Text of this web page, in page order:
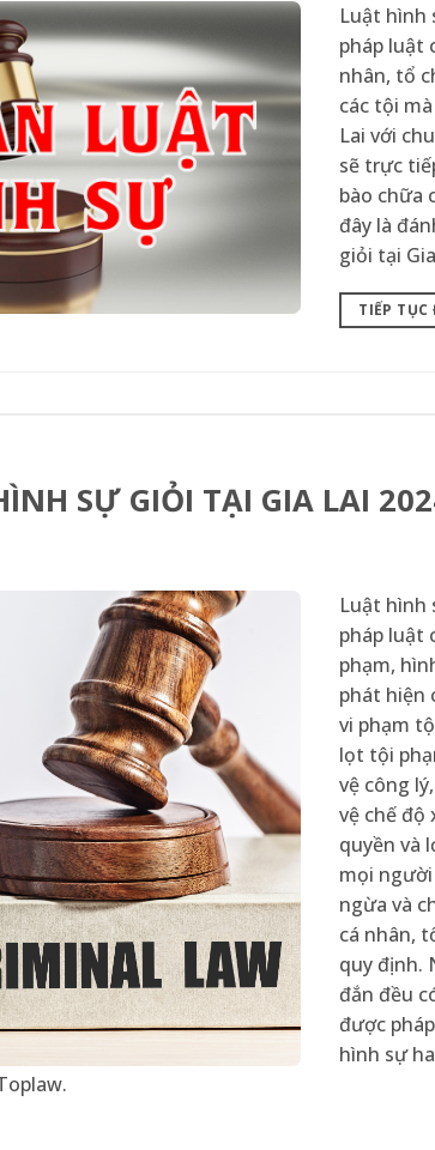
Luật hình
pháp luật
nhân, tổ
các tội
Lai với
sẽ trực
bào chữa
đây là
giỏi tại
TIẾP TỤC
SỰ GIỎI TẠI GIA LAI
Luật hình
pháp luật
phạm,
phát hiện
vi phạm
lọt tội
vệ công
vệ chế độ
quyền và
mọi
ngừa và
cá nhân,
quy định.
đắn đều
được
hình sự